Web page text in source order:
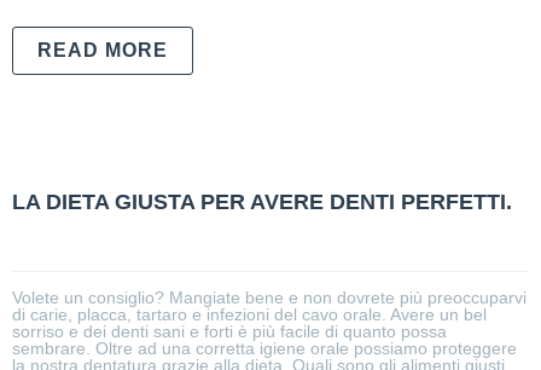
READ MORE
LA DIETA GIUSTA PER AVERE DENTI PERFETTI.
Volete un consiglio? Mangiate bene e non dovrete più preoccuparvi
di carie, placca, tartaro e infezioni del cavo orale. Avere un bel
sorriso e dei denti sani e forti è più facile di quanto possa
sembrare. Oltre ad una corretta igiene orale possiamo proteggere
la nostra dentatura grazie alla dieta. Quali sono gli alimenti giusti